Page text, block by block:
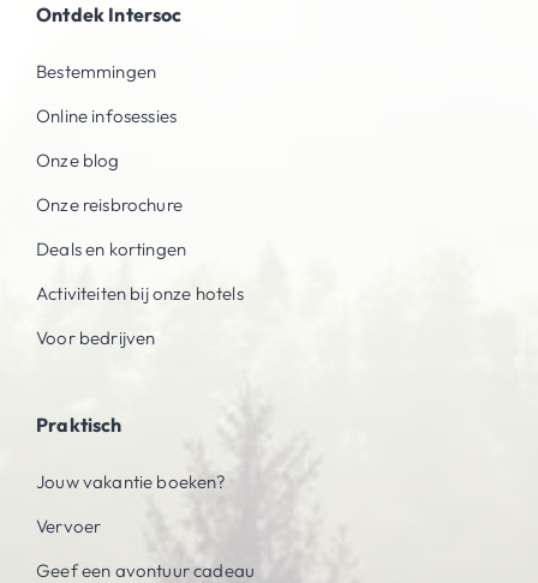
Ontdek Intersoc
Bestemmingen
Online infosessies
Onze blog
Onze reisbrochure
Deals en kortingen
Activiteiten bij onze hotels
Voor bedrijven
Praktisch
Jouw vakantie boeken?
Vervoer
Geef een avontuur cadeau